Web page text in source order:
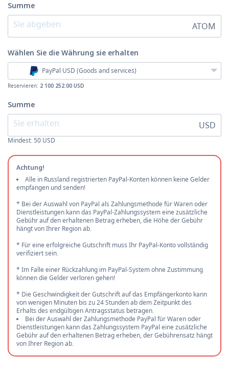
Summe
ATOM
Wählen Sie die Währung sie erhalten
PayPal USD (Goods and services)
Reservieren: 2 100 252.00 USD
Summe
USD
Mindest: 50 USD
Achtung!
Alle in Russland registrierten PayPal-Konten können keine Gelder
empfangen und senden!
* Bei der Auswahl von PayPal als Zahlungsmethode für Waren oder
Dienstleistungen kann das PayPal-Zahlungssystem eine zusätzliche
Gebühr auf den erhaltenen Betrag erheben, die Höhe der Gebühr
hängt von Ihrer Region ab.
* Für eine erfolgreiche Gutschrift muss Ihr PayPal-Konto vollständig
verifiziert sein.
* Im Falle einer Rückzahlung im PayPal-System ohne Zustimmung
können die Gelder verloren gehen!
* Die Geschwindigkeit der Gutschrift auf das Empfängerkonto kann
von wenigen Minuten bis zu 24 Stunden ab dem Zeitpunkt des
Erhalts des endgültigen Antragsstatus betragen.
Bei der Auswahl der Zahlungsmethode PayPal für Waren oder
Dienstleistungen kann das Zahlungssystem PayPal eine zusätzliche
Gebühr auf den erhaltenen Betrag erheben, der Gebührensatz hängt
von Ihrer Region ab.